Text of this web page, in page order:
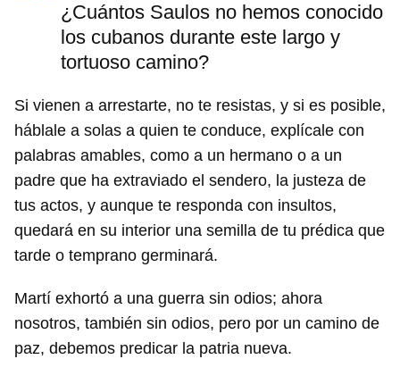
¿Cuántos Saulos no hemos conocido
los cubanos durante este largo y
tortuoso camino?
Si vienen a arrestarte, no te resistas, y si es posible,
háblale a solas a quien te conduce, explícale con
palabras amables, como a un hermano o a un
padre que ha extraviado el sendero, la justeza de
tus actos, y aunque te responda con insultos,
quedará en su interior una semilla de tu prédica que
tarde o temprano germinará.
Martí exhortó a una guerra sin odios; ahora
nosotros, también sin odios, pero por un camino de
paz, debemos predicar la patria nueva.